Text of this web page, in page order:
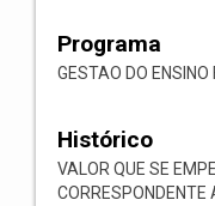
Programa
GESTAO DO ENSINO
Histórico
VALOR QUE SE